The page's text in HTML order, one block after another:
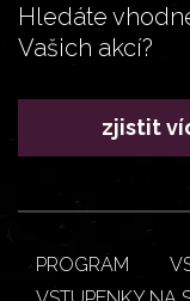
Hledáte
Vašich akcí?
zjistit
PROGRAM